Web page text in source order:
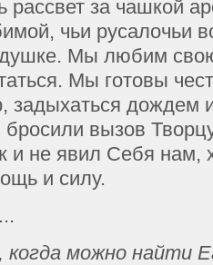
рассвет за чашкой
чьи русалочьи
Мы любим
Мы готовы
дождем
вызов
и не явил Себя нам,
и силу.
когда можно найти